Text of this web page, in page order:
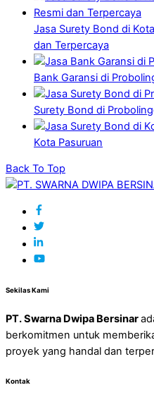
Jasa Surety Bond di
dan Terpercaya
Bank Garansi di
Surety Bond di
Kota Pasuruan
Back To Top
Sekilas Kami
PT. Swarna Dwipa Bersinar
berkomitmen untuk
proyek yang handal dan
Kontak